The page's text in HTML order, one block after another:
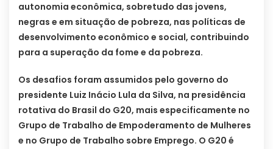
autonomia econômica, sobretudo das jovens,
negras e em situação de pobreza, nas políticas de
desenvolvimento econômico e social, contribuindo
para a superação da fome e da pobreza.
Os desafios foram assumidos pelo governo do
presidente Luiz Inácio Lula da Silva, na presidência
rotativa do Brasil do G20, mais especificamente no
Grupo de Trabalho de Empoderamento de Mulheres
e no Grupo de Trabalho sobre Emprego. O G20 é